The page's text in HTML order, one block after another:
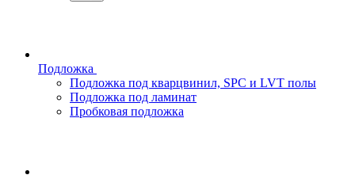
Подложка
Подложка под кварцвинил, SPC и LVT полы
Подложка под ламинат
Пробковая подложка